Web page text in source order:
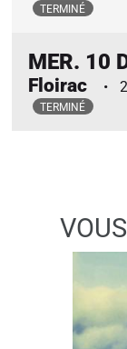
TERMINÉ
MER. 10
Floirac
TERMINÉ